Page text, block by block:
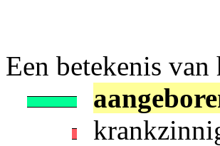
Een betekenis